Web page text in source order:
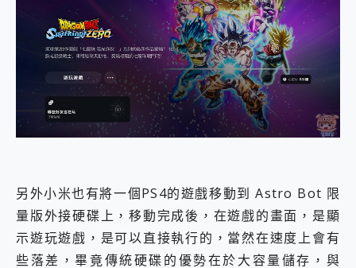
另外小米也有將一個PS4的遊戲移動到 Astro Bot 限
量版外接硬碟上，移動完成後，在遊戲的畫面，是顯
示遊玩遊戲，是可以直接執行的，當然在速度上會有
些落差，畢竟傳統硬碟的優勢在於大容量儲存，與